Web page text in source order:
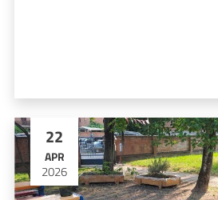
22
APR
2026